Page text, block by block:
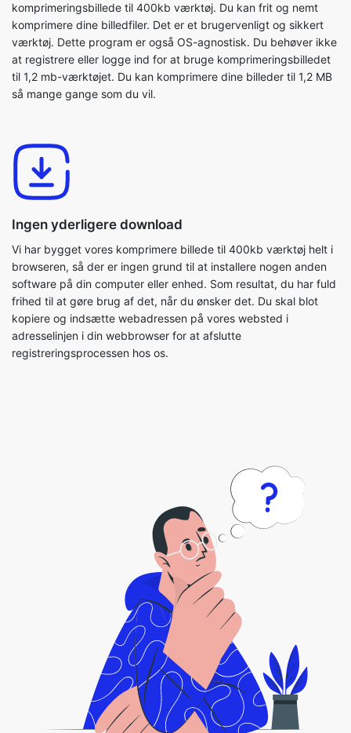
til 1,2 mb-værktøjet. Du kan komprimere dine billeder til 1,2 MB
så mange gange som du vil.
Ingen yderligere download
Vi har bygget vores komprimere billede til 400kb værktøj helt i
browseren, så der er ingen grund til at installere nogen anden
frihed til at gøre brug af det, når du ønsker det. Du skal blot
kopiere og indsætte webadressen på vores websted i
adresselinjen i din webbrowser for at afslutte
registreringsprocessen hos os.